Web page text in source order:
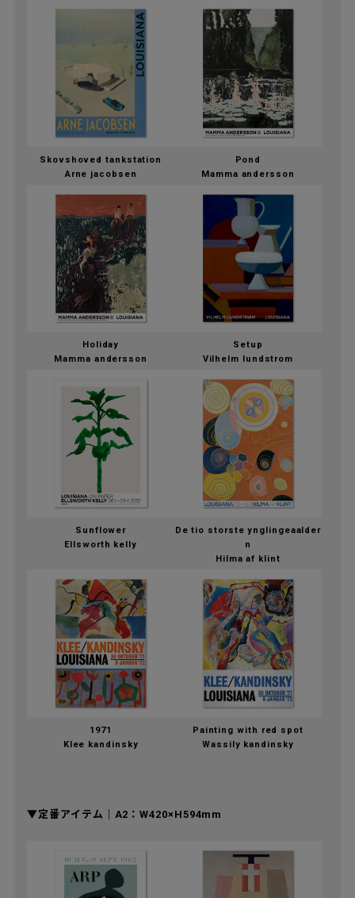
Skovshoved tankstation
Arne jacobsen
Pond
Mamma andersson
Holiday
Mamma andersson
Setup
Vilhelm lundstrom
Sunflower
Ellsworth kelly
De tio storste ynglingeaalder
n
Hilma af klint
1971
Klee kandinsky
Painting with red spot
Wassily kandinsky
▼定番アイテム｜A2：W420×H594mm